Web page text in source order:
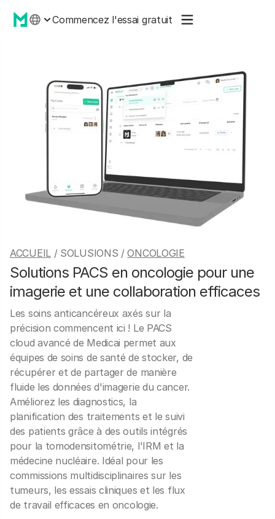
Commencez l'essai gratuit
ACCUEIL/ SOLUSIONS /ONCOLOGIE
Solutions PACS en oncologie pour une
imagerie et une collaboration efficaces
Les soins anticancéreux axés sur la
précision commencent ici ! Le PACS
cloud avancé de Medicai permet aux
équipes de soins de santé de stocker, de
récupérer et de partager de manière
fluide les données d'imagerie du cancer.
Améliorez les diagnostics, la
planification des traitements et le suivi
des patients grâce à des outils intégrés
pour la tomodensitométrie, l'IRM et la
médecine nucléaire. Idéal pour les
commissions multidisciplinaires sur les
tumeurs, les essais cliniques et les flux
de travail efficaces en oncologie.